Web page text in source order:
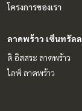
โครงการของเรา
ลาดพร้าว เซ็นทรัล
ดิ อิสสระ ลาดพร้าว
ไลฟ์ ลาดพร้าว